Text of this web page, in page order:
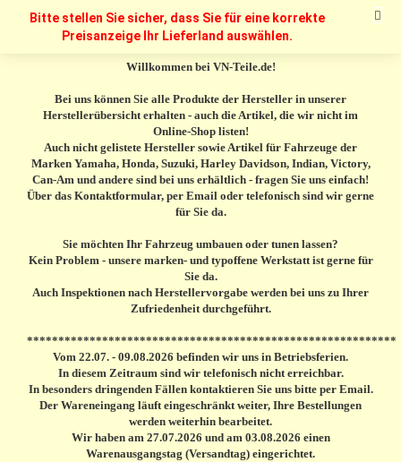
Bitte stellen Sie sicher, dass Sie für eine korrekte
Preisanzeige Ihr Lieferland auswählen.
Willkommen bei VN-Teile.de!
Bei uns können Sie alle Produkte der Hersteller in unserer
Herstellerübersicht erhalten - auch die Artikel, die wir nicht im
Online-Shop listen!
Auch nicht gelistete Hersteller sowie Artikel für Fahrzeuge der
Marken Yamaha, Honda, Suzuki, Harley Davidson, Indian, Victory,
Can-Am und andere sind bei uns erhältlich - fragen Sie uns einfach!
Über das Kontaktformular, per Email oder telefonisch sind wir gerne
für Sie da.
Sie möchten Ihr Fahrzeug umbauen oder tunen lassen?
Kein Problem - unsere marken- und typoffene Werkstatt ist gerne für
Sie da.
Auch Inspektionen nach Herstellervorgabe werden bei uns zu Ihrer
Zufriedenheit durchgeführt.
***********************************************************
Vom 22.07. - 09.08.2026 befinden wir uns in Betriebsferien.
In diesem Zeitraum sind wir telefonisch nicht erreichbar.
In besonders dringenden Fällen kontaktieren Sie uns bitte per Email.
Der Wareneingang läuft eingeschränkt weiter, Ihre Bestellungen
werden weiterhin bearbeitet.
Wir haben am 27.07.2026 und am 03.08.2026 einen
Warenausgangstag (Versandtag) eingerichtet.